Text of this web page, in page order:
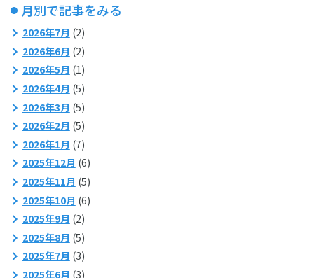
月別で記事をみる
2026年7月 (2)
2026年6月 (2)
2026年5月 (1)
2026年4月 (5)
2026年3月 (5)
2026年2月 (5)
2026年1月 (7)
2025年12月 (6)
2025年11月 (5)
2025年10月 (6)
2025年9月 (2)
2025年8月 (5)
2025年7月 (3)
2025年6月 (3)